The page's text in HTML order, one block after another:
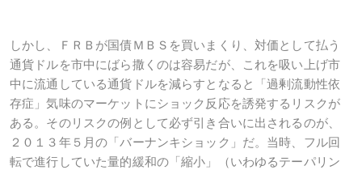
しかし、ＦＲＢが国債ＭＢＳを買いまくり、対価として払う
通貨ドルを市中にばら撒くのは容易だが、これを吸い上げ市
中に流通している通貨ドルを減らすとなると「過剰流動性依
存症」気味のマーケットにショック反応を誘発するリスクが
ある。そのリスクの例として必ず引き合いに出されるのが、
２０１３年５月の「バーナンキショック」だ。当時、フル回
転で進行していた量的緩和の「縮小」（いわゆるテーパリン